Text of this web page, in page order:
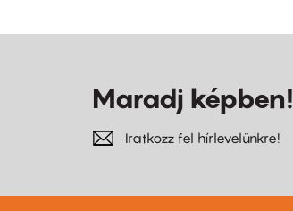
Maradj képben!
Iratkozz fel hírlevelünkre!